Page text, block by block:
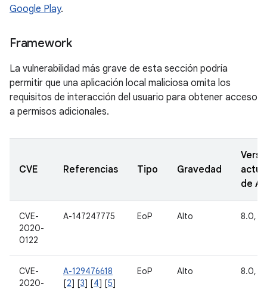
Google Play.
Framework
La vulnerabilidad más grave de esta sección podría
permitir que una aplicación local maliciosa omita los
requisitos de interacción del usuario para obtener acceso
a permisos adicionales.
CVE Referencias Tipo Gravedad
de
CVE-
2020-
0122
A-147247775 EoP Alto 8.0,
CVE-
2020-
A-129476618
[2] [3] [4] [5]
EoP Alto 8.0,